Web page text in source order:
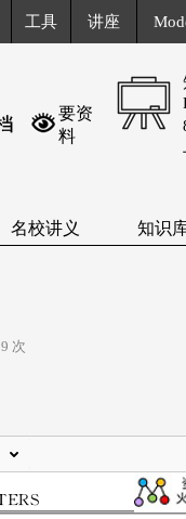
工具 讲座
要资
料
名校讲义 知识
9 次